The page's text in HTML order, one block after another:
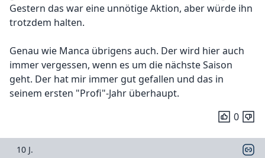
Gestern das war eine unnötige Aktion, aber würde ihn
trotzdem halten.
Genau wie Manca übrigens auch. Der wird hier auch
immer vergessen, wenn es um die nächste Saison
geht. Der hat mir immer gut gefallen und das in
seinem ersten "Profi"-Jahr überhaupt.
0
10 J.